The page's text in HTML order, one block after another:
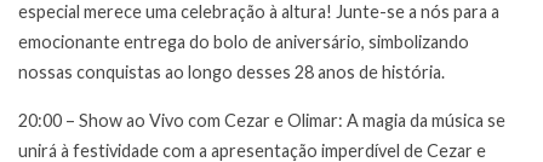
especial merece uma celebração à altura! Junte-se a nós para a
emocionante entrega do bolo de aniversário, simbolizando
nossas conquistas ao longo desses 28 anos de história.
20:00 – Show ao Vivo com Cezar e Olimar: A magia da música se
unirá à festividade com a apresentação imperdível de Cezar e